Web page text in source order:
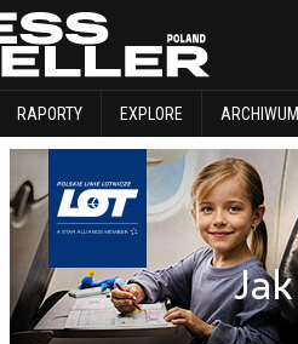
RAPORTY EXPLORE ARCHIWUM
RECENZJE